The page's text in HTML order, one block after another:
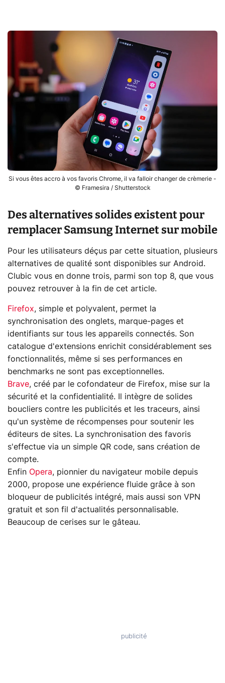
Si vous êtes accro à vos favoris Chrome, il va falloir changer de crèmerie -
© Framesira / Shutterstock
Des alternatives solides existent pour
remplacer Samsung Internet sur mobile
Pour les utilisateurs déçus par cette situation, plusieurs
alternatives de qualité sont disponibles sur Android.
Clubic vous en donne trois, parmi son top 8, que vous
pouvez retrouver à la fin de cet article.
Firefox, simple et polyvalent, permet la
synchronisation des onglets, marque-pages et
identifiants sur tous les appareils connectés. Son
catalogue d'extensions enrichit considérablement ses
fonctionnalités, même si ses performances en
benchmarks ne sont pas exceptionnelles.
Brave, créé par le cofondateur de Firefox, mise sur la
sécurité et la confidentialité. Il intègre de solides
boucliers contre les publicités et les traceurs, ainsi
qu'un système de récompenses pour soutenir les
éditeurs de sites. La synchronisation des favoris
s'effectue via un simple QR code, sans création de
compte.
Enfin Opera, pionnier du navigateur mobile depuis
2000, propose une expérience fluide grâce à son
bloqueur de publicités intégré, mais aussi son VPN
gratuit et son fil d'actualités personnalisable.
Beaucoup de cerises sur le gâteau.